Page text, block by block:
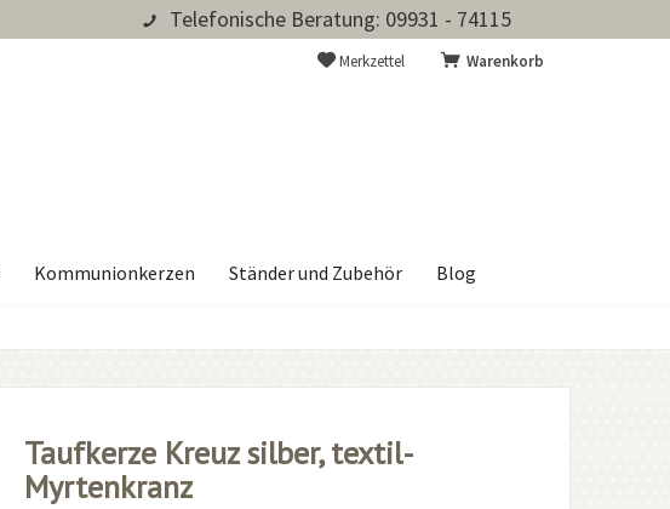
Telefonische Beratung: 09931 - 74115
Warenkorb
Merkzettel
Kommunionkerzen Ständer und Zubehör Blog
Taufkerze Kreuz silber, textil-
Myrtenkranz